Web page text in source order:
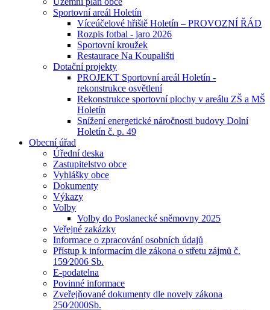
Sportovní areál Holetín
Víceúčelové hřiště Holetín – PROVOZNÍ ŘÁD
Rozpis fotbal - jaro 2026
Sportovní kroužek
Restaurace Na Koupališti
Dotační projekty
PROJEKT Sportovní areál Holetín -
rekonstrukce osvětlení
Rekonstrukce sportovní plochy v areálu ZŠ a MŠ
Holetín
Snížení energetické náročnosti budovy Dolní
Holetín č. p. 49
Obecní úřad
Úřední deska
Zastupitelstvo obce
Vyhlášky obce
Dokumenty
Výkazy
Volby
Volby do Poslanecké sněmovny 2025
Veřejné zakázky
Informace o zpracování osobních údajů
Přístup k informacím dle zákona o střetu zájmů č.
159⁄2006 Sb.
E-podatelna
Povinné informace
Zveřejňované dokumenty dle novely zákona
250⁄2000Sb.